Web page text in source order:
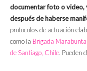
documentar foto o video,
después de haberse
protocolos de actuación
como la Brigada Marabunta
de Santiago, Chile. Pueden